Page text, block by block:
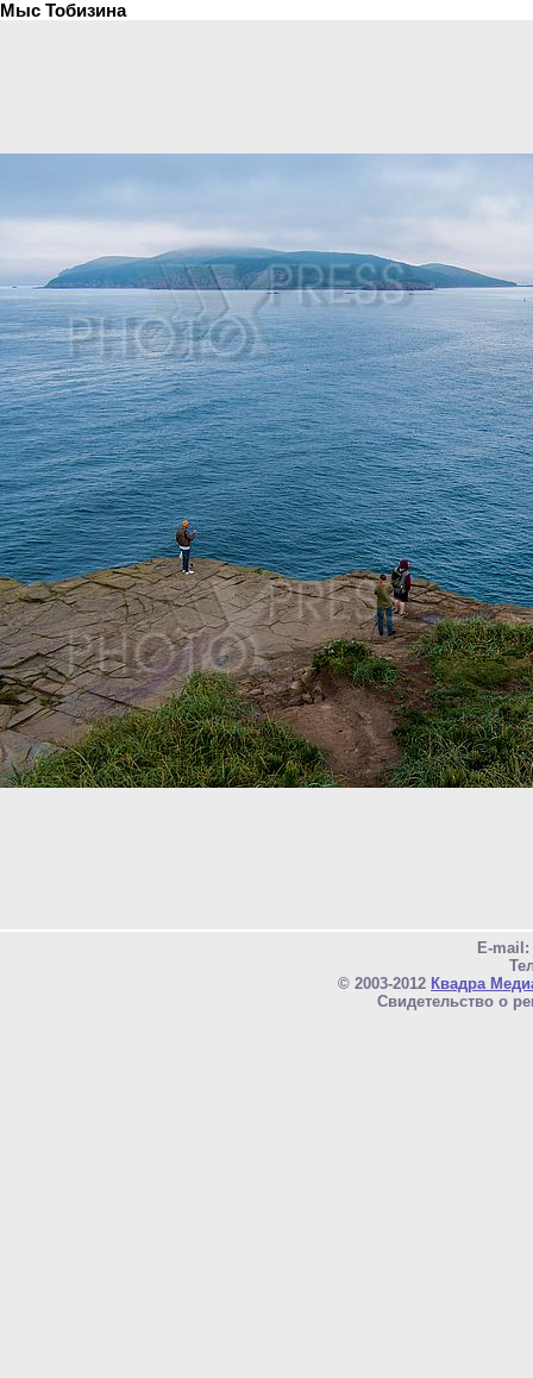
Мыс Тобизина
E-mail:
© 2003-2012 Квадра
Свидетельство о